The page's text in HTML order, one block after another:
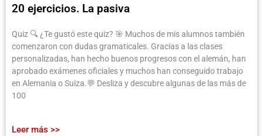
20 ejercicios. La pasiva
Quiz 🔍 ¿Te gustó este quiz? 🎯 Muchos de mis alumnos también
comenzaron con dudas gramaticales. Gracias a las clases
personalizadas, han hecho buenos progresos con el alemán, han
aprobado exámenes oficiales y muchos han conseguido trabajo
en Alemania o Suiza.💬 Desliza y descubre algunas de las más de
100
Leer más >>